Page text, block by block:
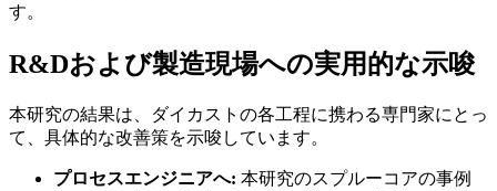
す。
R&Dおよび製造現場への実用的な示唆
本研究の結果は、ダイカストの各工程に携わる専門家にとっ
て、具体的な改善策を示唆しています。
プロセスエンジニアへ: 本研究のスプルーコアの事例